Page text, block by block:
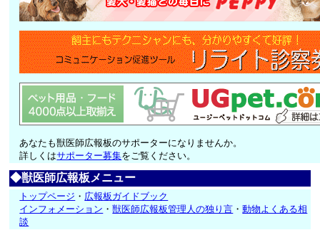
あなたも獣医師広報板のサポーターになりませんか。
詳しくはサポーター募集をご覧ください。
◆獣医師広報板メニュー
トップページ ・ 広報板ガイドブック
インフォメーション ・獣医師広報板管理人の独り言 ・動物よくある相
談